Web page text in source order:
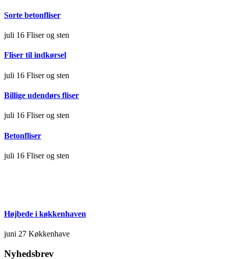
Sorte betonfliser
juli 16 Fliser og sten
Fliser til indkørsel
juli 16 Fliser og sten
Billige udendørs fliser
juli 16 Fliser og sten
Betonfliser
juli 16 Fliser og sten
Højbede i køkkenhaven
juni 27 Køkkenhave
Nyhedsbrev